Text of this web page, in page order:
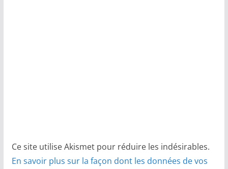
Ce site utilise Akismet pour réduire les indésirables.
En savoir plus sur la façon dont les données de vos